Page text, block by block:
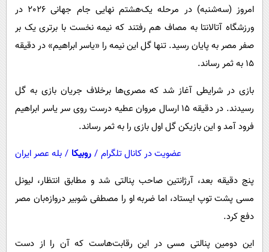
محیط زیست
اجتماعی
حیات وحش
سیاست خارجی
امروز (سه‌شنبه) در مرحله یک‌هشتم نهایی جام جهانی 2026 در
ورزشگاه آتالانتا به مصاف هم رفتند که نیمه نخست با برتری یک بر
صفر مصر به پایان رسید. تنها گل این نیمه را «یاسر ابراهیم» در دقیقه
15 به ثمر رساند.
بازی در شرایطی آغاز شد که مصری‌ها برخلاف جریان بازی به گل
رسیدند. در دقیقه 15 ارسال مروان عطیه درست روی سر یاسر ابراهیم
فرود آمد و این بازیکن گل اول بازی را به ثمر رساند.
عضویت در کانال تلگرام / روبیکا / بله عصر ایران
پنج دقیقه بعد، آرژانتین صاحب پنالتی شد و مطابق انتظار، لیونل
مسی پشت توپ ایستاد، اما ضربه او را مصطفی شوبیر دروازه‌بان مصر
دفع کرد.
این دومین پنالتی مسی در این رقابت‌هاست که آن را از دست